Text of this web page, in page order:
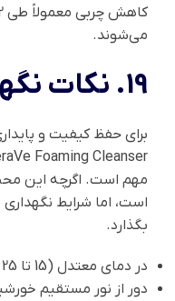
می‌شوند.
19. نکات نگهداری محصول
برای حفظ کیفیت و
مهم است. اگرچه این
است، اما شرایط نگهداری
بگذارد.
در دمای معتدل (15 تا 25 درجه) نگهداری شود.
دور از نور مستقیم